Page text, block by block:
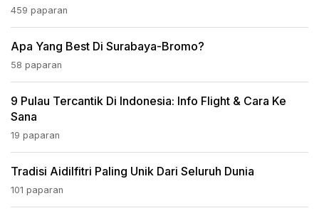
459 paparan
Apa Yang Best Di Surabaya-Bromo?
58 paparan
9 Pulau Tercantik Di Indonesia: Info Flight & Cara Ke
Sana
19 paparan
Tradisi Aidilfitri Paling Unik Dari Seluruh Dunia
101 paparan